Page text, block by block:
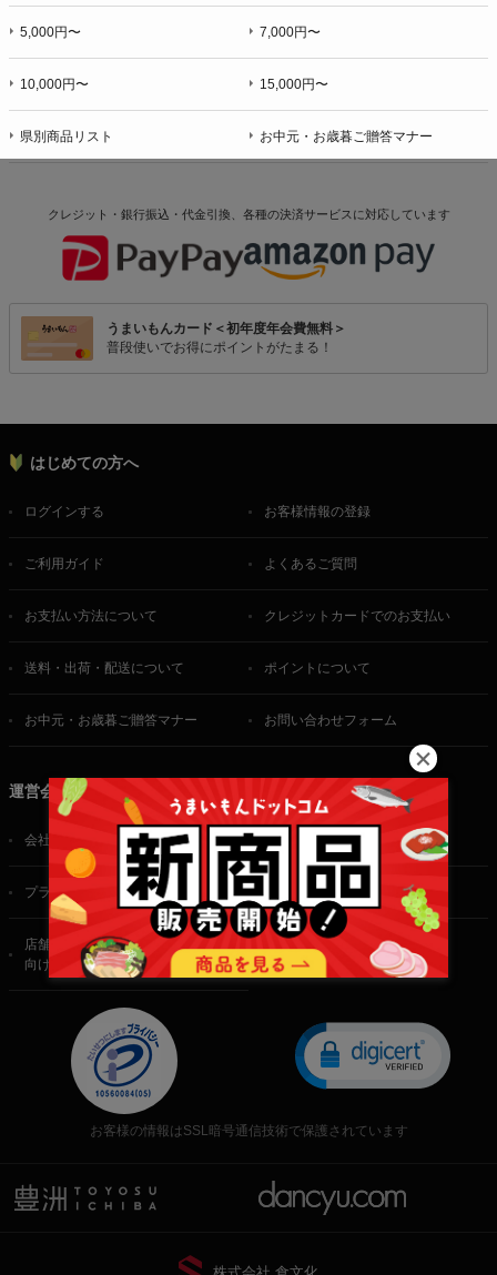
5,000円〜 7,000円〜
10,000円〜 15,000円〜
県別商品リスト お中元・お歳暮ご贈答マナー
クレジット・銀行振込・代金引換、各種の決済サービスに対応しています
うまいもんカード＜初年度年会費無料＞
普段使いでお得にポイントがたまる！
はじめての方へ
ログインする お客様情報の登録
ご利用ガイド よくあるご質問
お支払い方法について クレジットカードでのお支払い
送料・出荷・配送について ポイントについて
お中元・お歳暮ご贈答マナー お問い合わせフォーム
運営会社
会社概要 ご利用規約
プライバシーポリシー 特定商取引法に基づく表記
店舗・法人・生産者様
向けのお問い合わせ
お客様の情報はSSL暗号通信技術で保護されています